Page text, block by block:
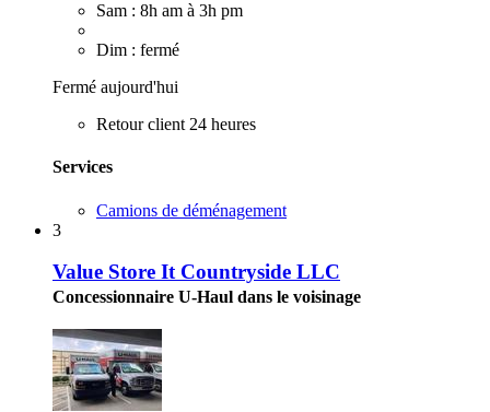
Sam : 8h am à 3h pm
Dim : fermé
Fermé aujourd'hui
Retour client 24 heures
Services
Camions de déménagement
3
Value Store It Countryside LLC
Concessionnaire U-Haul dans le voisinage